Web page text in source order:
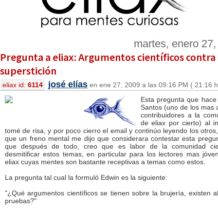
martes, enero
Pregunta a eliax: Argumentos científicos contra
superstición
eliax id: 6114 josé elías en ene 27, 2009 a las 09:16 PM ( 21:16
Esta pregunta que hace
Santos (uno de los mas
contribuidores a la
de eliax por cierto) al
tomé de risa, y por poco cierro el email y continúo leyendo los
que un freno mental me dijo que considerara contestar esta
que después de todo, creo que es labor de la comunidad
desmitificar estos temas, en particular para los lectores mas
eliax cuyas mentes son bastante receptivas a temas como estos.
La pregunta tal cual la formuló Edwin es la siguiente:
"¿Qué argumentos científicos se tienen sobre la brujería, existen
pruebas?"